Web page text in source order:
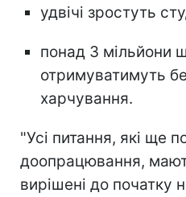
удвічі зростуть
понад 3 мільйони
отримуватимуть
харчування.
"Усі питання, які ще
доопрацювання,
вирішені до початку